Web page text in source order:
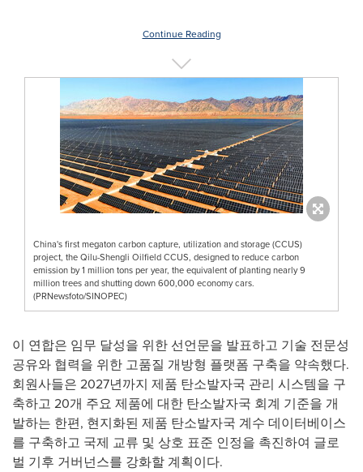
Continue Reading
China's first megaton carbon capture, utilization and storage (CCUS)
project, the Qilu-Shengli Oilfield CCUS, designed to reduce carbon
emission by 1 million tons per year, the equivalent of planting nearly 9
million trees and shutting down 600,000 economy cars.
(PRNewsfoto/SINOPEC)
이 연합은 임무 달성을 위한 선언문을 발표하고 기술 전문성
공유와 협력을 위한 고품질 개방형 플랫폼 구축을 약속했다.
회원사들은 2027년까지 제품 탄소발자국 관리 시스템을 구
축하고 20개 주요 제품에 대한 탄소발자국 회계 기준을 개
발하는 한편, 현지화된 제품 탄소발자국 계수 데이터베이스
를 구축하고 국제 교류 및 상호 표준 인정을 촉진하여 글로
벌 기후 거버넌스를 강화할 계획이다.